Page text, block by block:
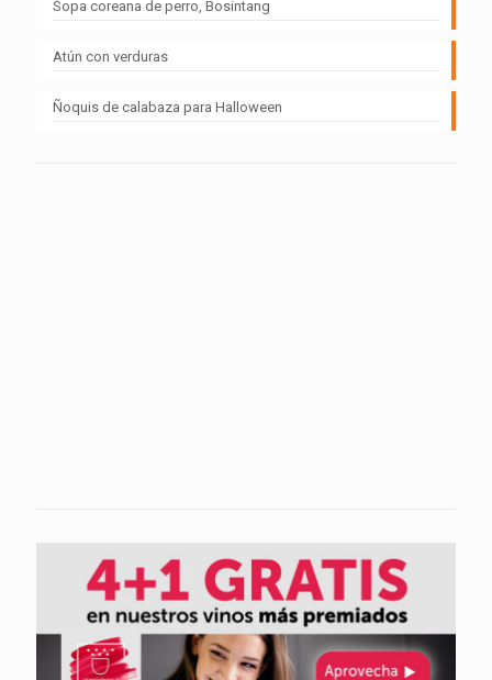
Sopa coreana de perro, Bosintang
Atún con verduras
Ñoquis de calabaza para Halloween